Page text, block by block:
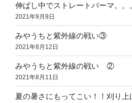
伸ばし中でストレートパーマ。。
2021年9月8日
みやうちと紫外線の戦い③
2021年8月12日
みやうちと紫外線の戦い ②
2021年8月11日
夏の暑さにもってこい！！刈り上